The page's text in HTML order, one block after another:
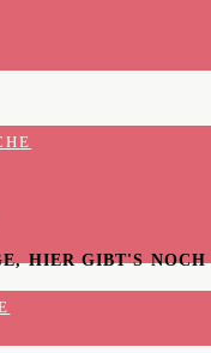
HIER GIBT'S